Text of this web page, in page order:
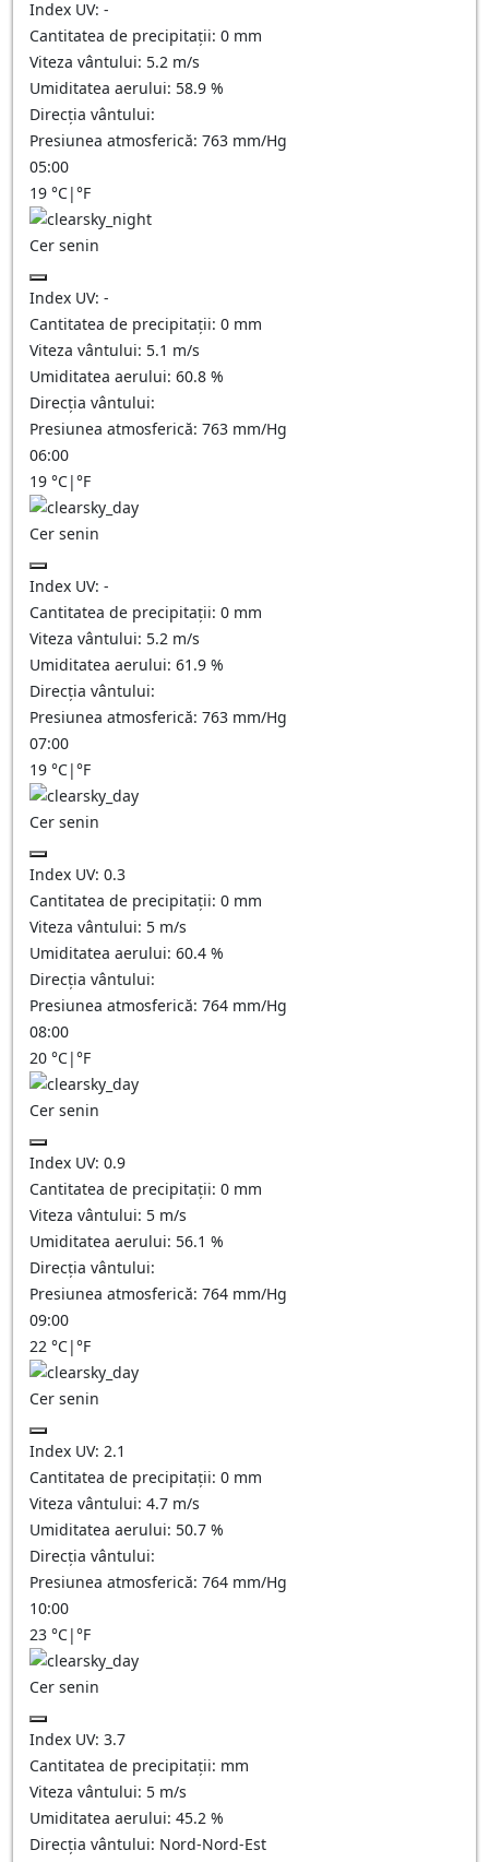
Index UV: -
Cantitatea de precipitații: 0 mm
Viteza vântului: 5.2 m/s
Umiditatea aerului: 58.9 %
Direcția vântului:
Presiunea atmosferică: 763 mm/Hg
05:00
19 °C|°F
Cer senin
Index UV: -
Cantitatea de precipitații: 0 mm
Viteza vântului: 5.1 m/s
Umiditatea aerului: 60.8 %
Direcția vântului:
Presiunea atmosferică: 763 mm/Hg
06:00
19 °C|°F
Cer senin
Index UV: -
Cantitatea de precipitații: 0 mm
Viteza vântului: 5.2 m/s
Umiditatea aerului: 61.9 %
Direcția vântului:
Presiunea atmosferică: 763 mm/Hg
07:00
19 °C|°F
Cer senin
Index UV: 0.3
Cantitatea de precipitații: 0 mm
Viteza vântului: 5 m/s
Umiditatea aerului: 60.4 %
Direcția vântului:
Presiunea atmosferică: 764 mm/Hg
08:00
20 °C|°F
Cer senin
Index UV: 0.9
Cantitatea de precipitații: 0 mm
Viteza vântului: 5 m/s
Umiditatea aerului: 56.1 %
Direcția vântului:
Presiunea atmosferică: 764 mm/Hg
09:00
22 °C|°F
Cer senin
Index UV: 2.1
Cantitatea de precipitații: 0 mm
Viteza vântului: 4.7 m/s
Umiditatea aerului: 50.7 %
Direcția vântului:
Presiunea atmosferică: 764 mm/Hg
10:00
23 °C|°F
Cer senin
Index UV: 3.7
Cantitatea de precipitații: mm
Viteza vântului: 5 m/s
Umiditatea aerului: 45.2 %
Direcția vântului: Nord-Nord-Est